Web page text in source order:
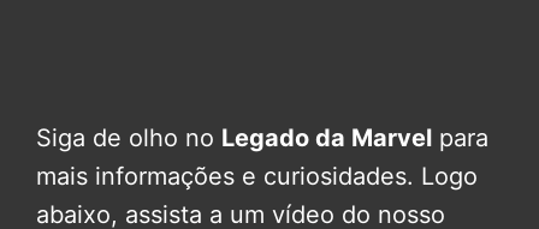
Siga de olho no Legado da Marvel para
mais informações e curiosidades. Logo
abaixo, assista a um vídeo do nosso